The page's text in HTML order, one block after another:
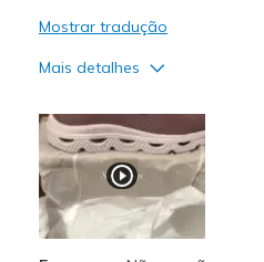
Mostrar tradução
Mais detalhes
Attractive Design
Durable
Stylish